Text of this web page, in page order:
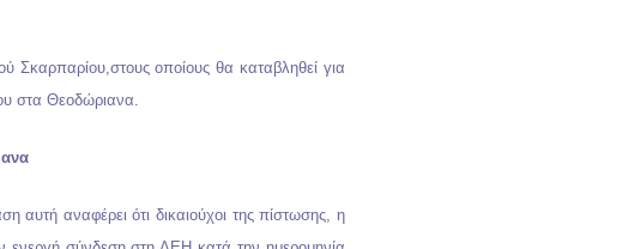
Σκαρπαρίου,στους οποίους θα καταβληθεί για
στα Θεοδώριανα.
αναφέρει ότι δικαιούχοι της πίστωσης, η